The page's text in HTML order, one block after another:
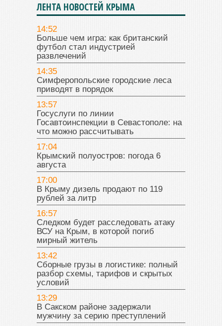
ЛЕНТА НОВОСТЕЙ КРЫМА
14:52
Больше чем игра: как британский
футбол стал индустрией
развлечений
14:35
Симферопольские городские леса
приводят в порядок
13:57
Госуслуги по линии
Госавтоинспекции в Севастополе: на
что можно рассчитывать
17:04
Крымский полуостров: погода 6
августа
17:00
В Крыму дизель продают по 119
рублей за литр
16:57
Следком будет расследовать атаку
ВСУ на Крым, в которой погиб
мирный житель
13:42
Сборные грузы в логистике: полный
разбор схемы, тарифов и скрытых
условий
13:29
В Сакском районе задержали
мужчину за серию преступлений